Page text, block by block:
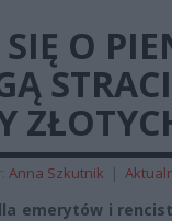
O
Anna Szkutnik |
emerytów i